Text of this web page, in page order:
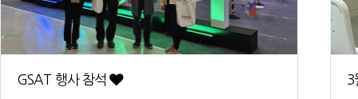
GSAT 행사 참석 3